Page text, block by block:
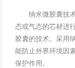
纳米微胶囊技
态或气态的芯材进
胶囊的技术。采用
能防止外界环境因
保护作用。